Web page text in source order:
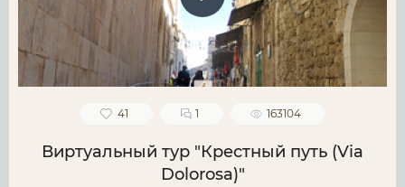
41 1 163104
Виртуальный тур "Крестный путь (Via
Dolorosa)"